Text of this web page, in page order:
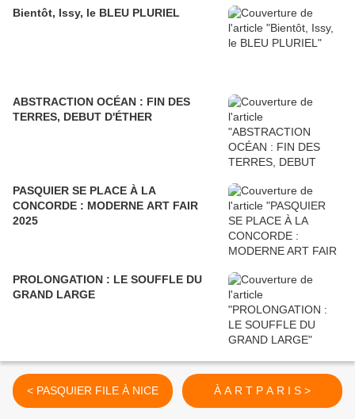
Bientôt, Issy, le BLEU PLURIEL
ABSTRACTION OCÉAN : FIN DES
TERRES, DEBUT D'ÉTHER
PASQUIER SE PLACE À LA
CONCORDE : MODERNE ART FAIR
2025
PROLONGATION : LE SOUFFLE DU
GRAND LARGE
< PASQUIER FILE À NICE À A R T P A R I S >